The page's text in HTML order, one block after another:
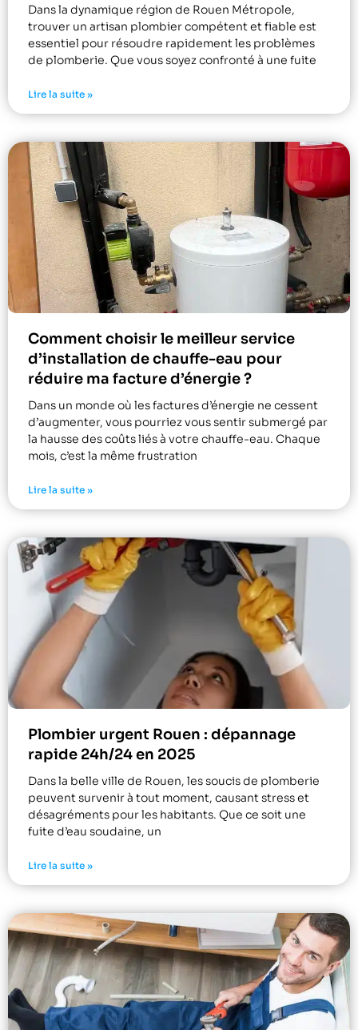
Dans la dynamique région de Rouen Métropole,
trouver un artisan plombier compétent et fiable est
essentiel pour résoudre rapidement les problèmes
de plomberie. Que vous soyez confronté à une fuite
Lire la suite »
Comment choisir le meilleur service
d’installation de chauffe-eau pour
réduire ma facture d’énergie ?
Dans un monde où les factures d’énergie ne cessent
d’augmenter, vous pourriez vous sentir submergé par
la hausse des coûts liés à votre chauffe-eau. Chaque
mois, c’est la même frustration
Lire la suite »
Plombier urgent Rouen : dépannage
rapide 24h/24 en 2025
Dans la belle ville de Rouen, les soucis de plomberie
peuvent survenir à tout moment, causant stress et
désagréments pour les habitants. Que ce soit une
fuite d’eau soudaine, un
Lire la suite »